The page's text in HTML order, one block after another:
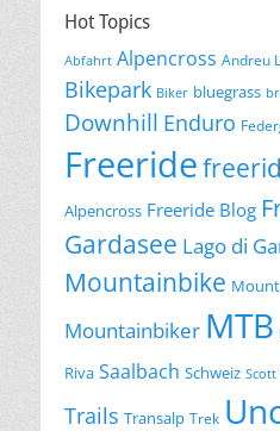
Hot Topics
Abfahrt Alpencross Andreu
Bikepark Biker bluegrass
Downhill Enduro
Freeride
Alpencross Freeride Blog
Gardasee Lago di
Mountainbike
Mountainbiker MTB
Riva Saalbach Schweiz Scott
Trails Transalp Trek